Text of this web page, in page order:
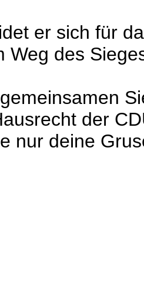
er sich für
Weg des
der
nur deine